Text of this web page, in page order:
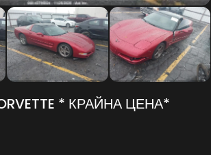
* КРАЙНА ЦЕНА*